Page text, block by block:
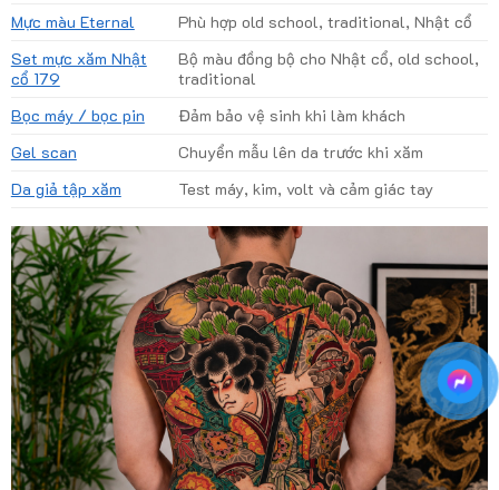
Mực màu Eternal
Phù hợp old school, traditional, Nhật cổ
Set mực xăm Nhật
cổ 179
Bộ màu đồng bộ cho Nhật cổ, old school,
traditional
Bọc máy / bọc pin
Đảm bảo vệ sinh khi làm khách
Gel scan
Chuyển mẫu lên da trước khi xăm
Da giả tập xăm
Test máy, kim, volt và cảm giác tay